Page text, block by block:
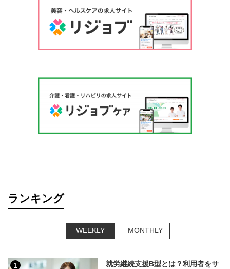
ランキング
WEEKLY MONTHLY
1
就労継続支援B型とは？利用者をサ